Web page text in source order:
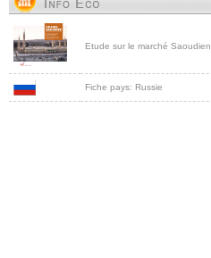
Etude sur le marché Saoudien
Fiche pays: Russie